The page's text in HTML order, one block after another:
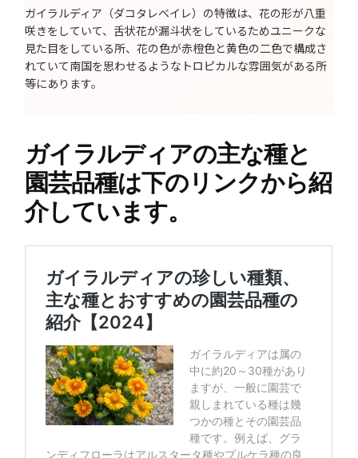
ガイラルディア（ダコタレベイレ）の特徴は、花の形が八重
咲きをしていて、舌状花が漏斗状をしているためユニークな
見た目をしている所、花の色が赤橙色と黄色の二色で構成さ
れていて南国を思わせるようなトロピカルな雰囲気がある所
等にあります。
ガイラルディアの主な種と
園芸品種は下のリンクから紹
介しています。